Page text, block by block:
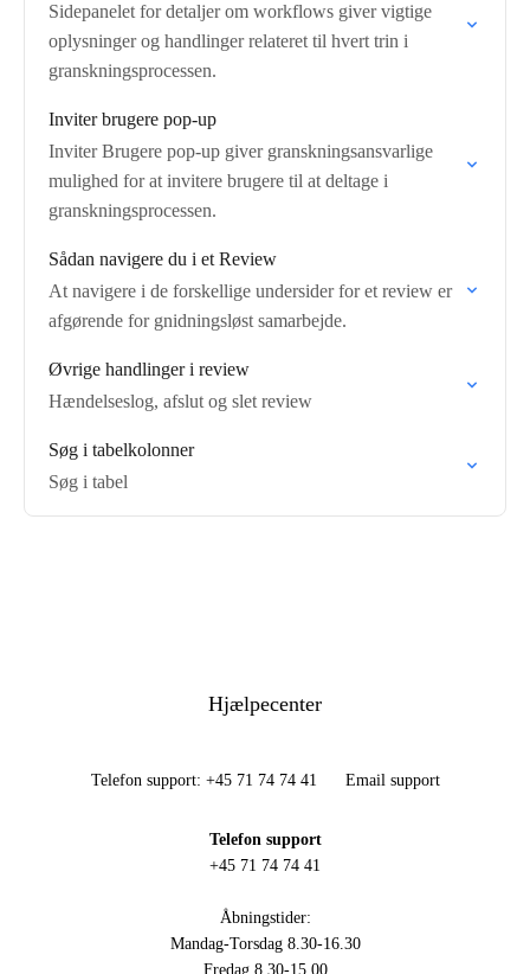
Sidepanelet for detaljer om workflows giver vigtige
oplysninger og handlinger relateret til hvert trin i
granskningsprocessen.
Inviter brugere pop-up
Inviter Brugere pop-up giver granskningsansvarlige
mulighed for at invitere brugere til at deltage i
granskningsprocessen.
Sådan navigere du i et Review
At navigere i de forskellige undersider for et review er
afgørende for gnidningsløst samarbejde.
Øvrige handlinger i review
Hændelseslog, afslut og slet review
Søg i tabelkolonner
Søg i tabel
Hjælpecenter
Telefon support: +45 71 74 74 41 Email support
Telefon support
+45 71 74 74 41
Åbningstider:
Mandag-Torsdag 8.30-16.30
Fredag 8.30-15.00